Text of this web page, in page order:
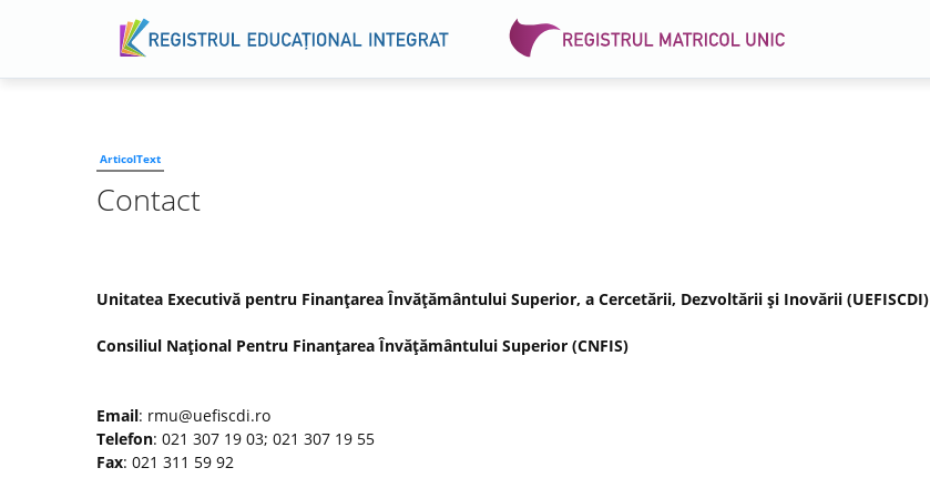
ArticolText
Contact
Unitatea Executivă pentru Finanţarea Învăţământului Superior, a Cercetării, Dezvoltării şi Inovării (UEFISCDI)
Consiliul Naţional Pentru Finanţarea Învăţământului Superior (CNFIS)
Email: rmu@uefiscdi.ro
Telefon: 021 307 19 03; 021 307 19 55
Fax: 021 311 59 92